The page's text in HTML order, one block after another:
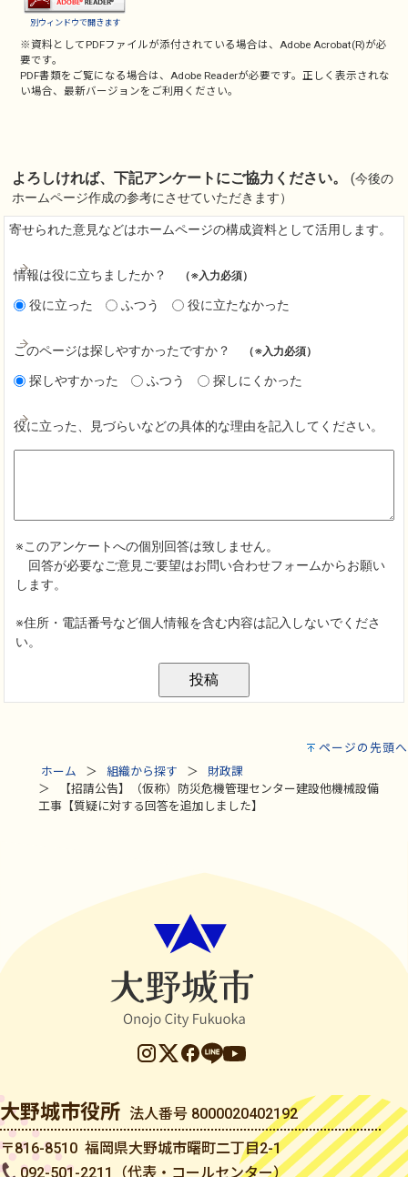
別ウィンドウで開きます
※資料としてPDFファイルが添付されている場合は、Adobe Acrobat(R)が必
要です。
PDF書類をご覧になる場合は、Adobe Readerが必要です。正しく表示されな
い場合、最新バージョンをご利用ください。
ページの先頭へ
ホーム
組織から探す
財政課
【招請公告】（仮称）防災危機管理センター建設他機械設備
工事【質疑に対する回答を追加しました】
大野城市役所 法人番号 8000020402192
〒816-8510 福岡県大野城市曙町二丁目2-1
092-501-2211（代表・コールセンター）